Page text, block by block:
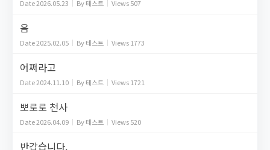
Date2026.05.23 By테스트 Views507
음
Date2025.02.05 By테스트 Views1773
어쩌라고
Date2024.11.10 By테스트 Views1721
뽀로로 천사
Date2026.04.09 By테스트 Views520
반갑습니다.